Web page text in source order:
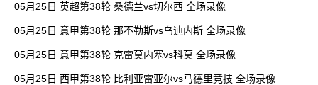
05月25日 英超第38轮 桑德兰vs切尔西 全场录像
05月25日 意甲第38轮 那不勒斯vs乌迪内斯 全场录像
05月25日 意甲第38轮 克雷莫内塞vs科莫 全场录像
05月25日 西甲第38轮 比利亚雷亚尔vs马德里竞技 全场录像